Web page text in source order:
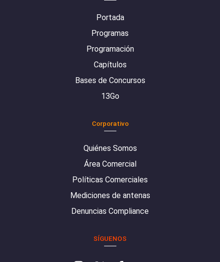
Portada
Programas
Programación
Capítulos
Bases de Concursos
13Go
Corporativo
Quiénes Somos
Área Comercial
Políticas Comerciales
Mediciones de antenas
Denuncias Compliance
SÍGUENOS